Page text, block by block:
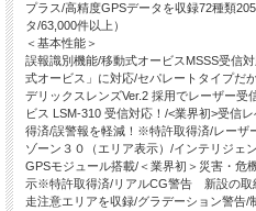
プラス/高精度GPSデータを収録72種類
タ/63,000件以上）
＜基本性能＞
誤報識別機能/移動式オービスMSSS受信
式オービス」に対応/セパレートタイプだ
デリックスレンズVer.2 採用でレーザー受
ビス LSM-310 受信対応！/<業界初>受信
得済/誤警報を軽減！※特許取得済/レーザ
ゾーン３０（エリア表示）/インテリジェ
GPSモジュール搭載/＜業界初＞災害・危
示※特許取得済/リアルCG警告 新設の取
走注意エリアを収録/グラデーション警告